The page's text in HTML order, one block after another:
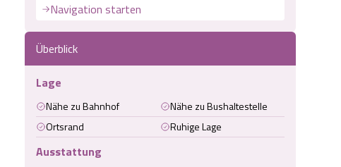
Navigation starten
Überblick
Lage
Nähe zu Bahnhof
Nähe zu Bushaltestelle
Ortsrand
Ruhige Lage
Ausstattung